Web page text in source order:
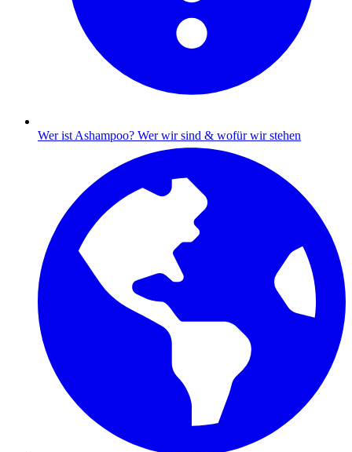
Wer ist Ashampoo? Wer wir sind & wofür wir stehen